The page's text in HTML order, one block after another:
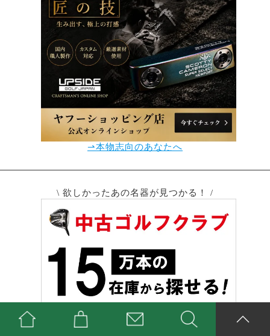
⇀本物志向のあなたへ
\ 欲しかったあの名器が見つかる！ /